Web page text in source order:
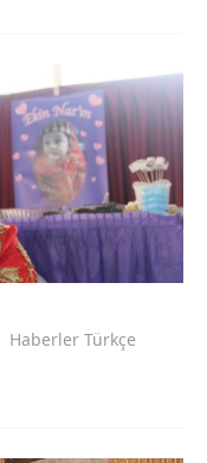
Haberler Türkçe